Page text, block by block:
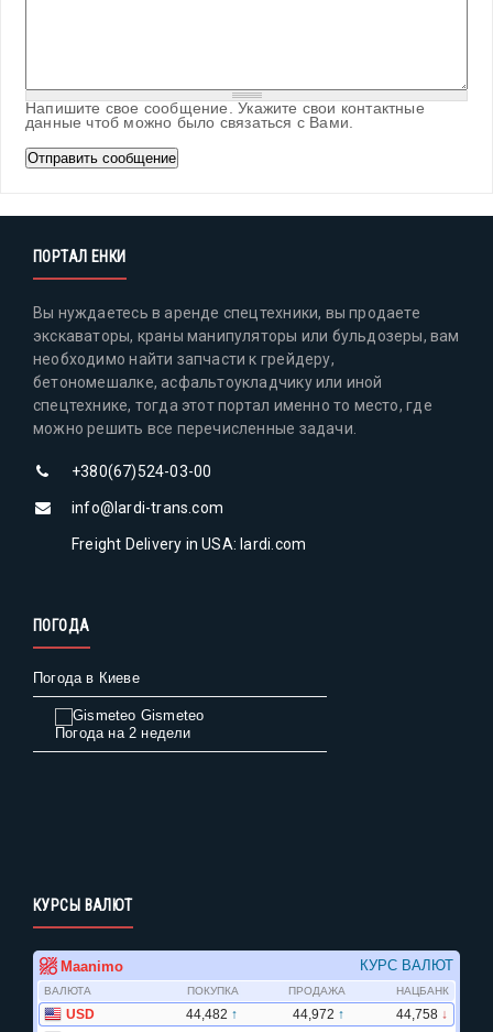
Напишите свое сообщение. Укажите свои контактные
данные чтоб можно было связаться с Вами.
ПОРТАЛ ЕНКИ
Вы нуждаетесь в аренде спецтехники, вы продаете
экскаваторы, краны манипуляторы или бульдозеры, вам
необходимо найти запчасти к грейдеру,
бетономешалке, асфальтоукладчику или иной
спецтехнике, тогда этот портал именно то место, где
можно решить все перечисленные задачи.
+380(67)524-03-00
info@lardi-trans.com
Freight Delivery in USA: lardi.com
ПОГОДА
Погода в Киеве
Gismeteo
Погода на 2 недели
КУРСЫ ВАЛЮТ